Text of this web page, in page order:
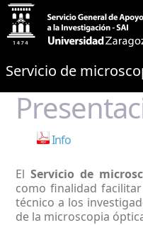
Servicio de
Info
ElServicio de
como finalidad
técnico a los
de la microscopia